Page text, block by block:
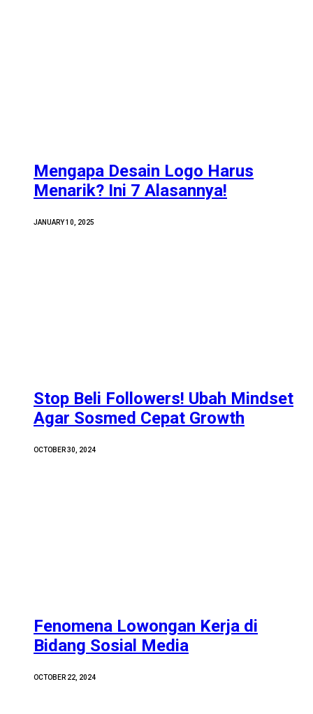
Mengapa Desain Logo Harus
Menarik? Ini 7 Alasannya!
JANUARY 10, 2025
Stop Beli Followers! Ubah Mindset
Agar Sosmed Cepat Growth
OCTOBER 30, 2024
Fenomena Lowongan Kerja di
Bidang Sosial Media
OCTOBER 22, 2024